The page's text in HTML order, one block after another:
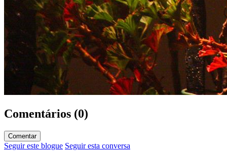
Comentários (0)
Comentar
Seguir este blogue Seguir esta conversa